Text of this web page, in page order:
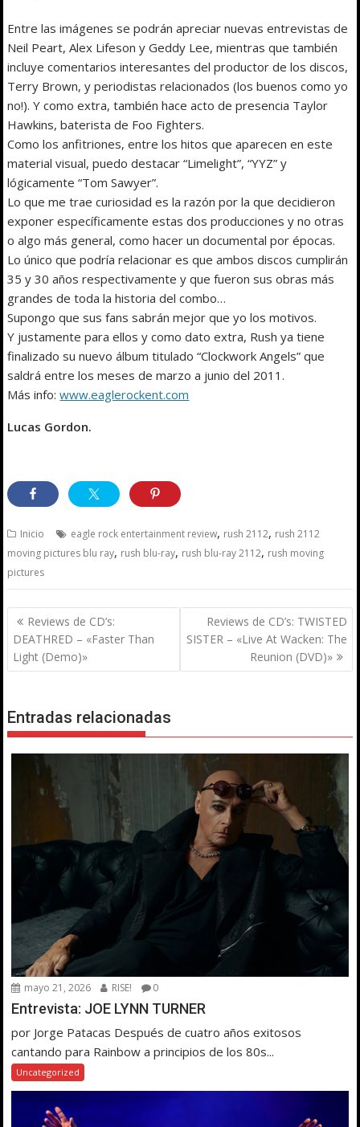
Entre las imágenes se podrán apreciar nuevas entrevistas de
Neil Peart, Alex Lifeson y Geddy Lee, mientras que también
incluye comentarios interesantes del productor de los discos,
Terry Brown, y periodistas relacionados (los buenos como yo
no!). Y como extra, también hace acto de presencia Taylor
Hawkins, baterista de Foo Fighters.
Como los anfitriones, entre los hitos que aparecen en este
material visual, puedo destacar “Limelight”, “YYZ” y
lógicamente “Tom Sawyer”.
Lo que me trae curiosidad es la razón por la que decidieron
exponer específicamente estas dos producciones y no otras
o algo más general, como hacer un documental por épocas.
Lo único que podría relacionar es que ambos discos cumplirán
35 y 30 años respectivamente y que fueron sus obras más
grandes de toda la historia del combo…
Supongo que sus fans sabrán mejor que yo los motivos.
Y justamente para ellos y como dato extra, Rush ya tiene
finalizado su nuevo álbum titulado “Clockwork Angels” que
saldrá entre los meses de marzo a junio del 2011.
Más info:www.eaglerockent.com
Lucas Gordon.
Inicio eagle rock entertainment review, rush 2112, rush 2112
moving pictures blu ray, rush blu-ray, rush blu-ray 2112, rush moving
pictures
Navegación
de
entradas
Reviews de CD’s:
DEATHRED – «Faster Than
Light (Demo)»
Reviews de CD’s: TWISTED
SISTER – «Live At Wacken: The
Reunion (DVD)»
Entradas relacionadas
mayo 21, 2026 RISE! 0
Entrevista: JOE LYNN TURNER
por Jorge Patacas Después de cuatro años exitosos
cantando para Rainbow a principios de los 80s...
Uncategorized